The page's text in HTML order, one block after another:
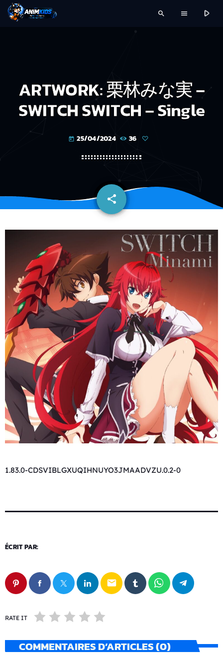
search menu play_arrow
ARTWORK: 栗林みな実 –
SWITCH SWITCH – Single
today 25/04/2024 36
share
email
1.83.0-CDSVIBLGXUQIHNUYO3JMAADVZU.0.2-0
ÉCRIT PAR:
email
RATE IT
COMMENTAIRES D’ARTICLES (0)